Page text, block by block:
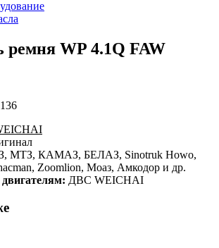
ремня WP 4.1Q FAW
МТЗ, КАМАЗ, БЕЛАЗ, Sinotruk Howo,
Zoomlion, Моаз, Амкодор и др.
ДВС WEICHAI